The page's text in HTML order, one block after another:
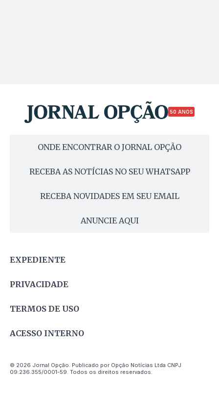
50 ANOS
ONDE ENCONTRAR O JORNAL OPÇÃO
RECEBA AS NOTÍCIAS NO SEU WHATSAPP
RECEBA NOVIDADES EM SEU EMAIL
ANUNCIE AQUI
EXPEDIENTE
PRIVACIDADE
TERMOS DE USO
ACESSO INTERNO
© 2026 Jornal Opção. Publicado por Opção Notícias Ltda CNPJ
09.236.355/0001-59. Todos os direitos reservados.